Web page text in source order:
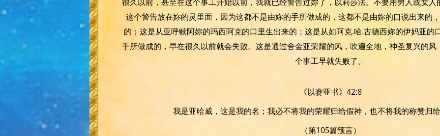
这个警告放在妳的灵里面，因为这都不是由妳的手所做成的，这都不是由妳的口说出来的
的；这是从亚呼赎阿妳的玛西阿克的口里生出来的；这是从如阿克.哈.古德西妳的伊妈亚的
手所做成的，早在很久以前就会失败。这是通过舍金亚荣耀的风，吹遍全地，神圣复兴的
个事工早就失败了。
《以赛亚书》42:8
我是亚哈威，这是我的名；我必不将我的荣耀归给假神，也不将我的称赞归给
（第105篇预言）